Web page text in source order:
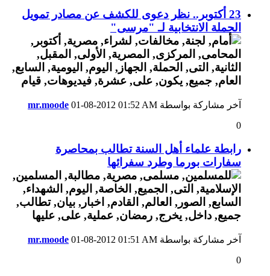
23 أكتوبر.. نظر دعوى للكشف عن مصادر تمويل
الحملة الانتخابية لـ "مرسى"
آخر مشاركة بواسطة mr.moode 01-08-2012 01:52 AM
0
رابطة علماء أهل السنة تطالب بمحاصرة
سفارات بورما وطرد سفرائها
آخر مشاركة بواسطة mr.moode 01-08-2012 01:51 AM
0